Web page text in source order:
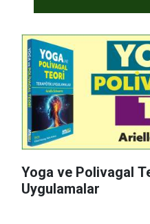
Yoga ve Polivagal
Uygulamalar